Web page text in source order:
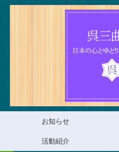
お知らせ
活動紹介